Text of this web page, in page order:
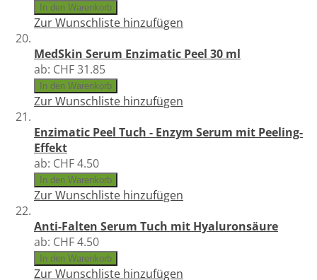
In den Warenkorb
Zur Wunschliste hinzufügen
MedSkin Serum Enzimatic Peel 30 ml
ab: CHF 31.85
In den Warenkorb
Zur Wunschliste hinzufügen
Enzimatic Peel Tuch - Enzym Serum mit Peeling-
Effekt
ab: CHF 4.50
In den Warenkorb
Zur Wunschliste hinzufügen
Anti-Falten Serum Tuch mit Hyaluronsäure
ab: CHF 4.50
In den Warenkorb
Zur Wunschliste hinzufügen